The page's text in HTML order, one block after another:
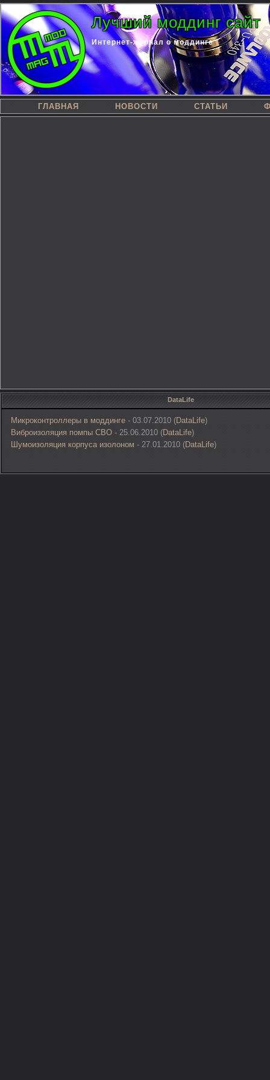
Лучший моддинг сайт
Интернет-журнал о моддинге
ГЛАВНАЯ НОВОСТИ СТАТЬИ
DataLife
Микроконтроллеры в моддинге - 03.07.2010 (DataLife)
Виброизоляция помпы СВО - 25.06.2010 (DataLife)
Шумоизоляция корпуса изолоном - 27.01.2010 (DataLife)